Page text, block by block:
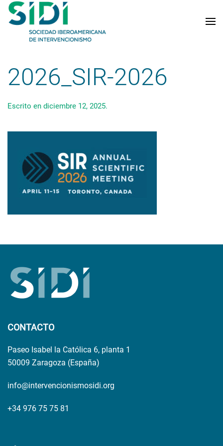
Skip to main content
2026_SIR-2026
Escrito en diciembre 12, 2025.
CONTACTO
Paseo Isabel la Católica 6, planta 1
50009 Zaragoza (España)
info@intervencionismosidi.org
+34 976 75 75 81